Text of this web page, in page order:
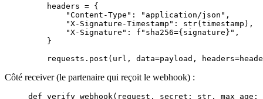
    headers
= {
        "Content-Type"
: "application/json" ,
        "X-Signature-Timestamp"
: str(timestamp),
        "X-Signature"
: f "sha256={ signature } " ,
    }
    requests.post(url,
data=payload, headers=
Côté receiver (le partenaire qui reçoit le webhook) :
def verify_webhook(request, secret: str , max_age: